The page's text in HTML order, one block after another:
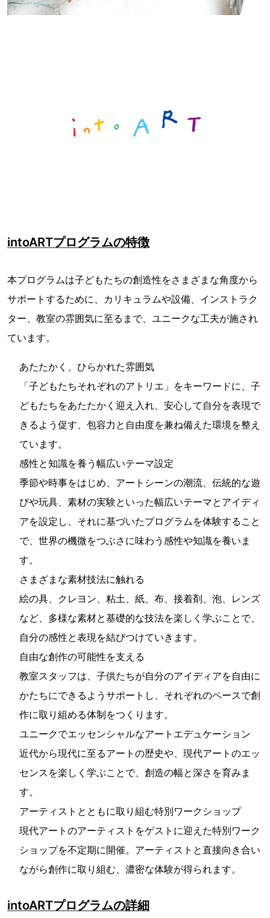
intoARTプログラムの特徴
本プログラムは子どもたちの創造性をさまざまな角度から
サポートするために、カリキュラムや設備、インストラク
ター、教室の雰囲気に至るまで、ユニークな工夫が施され
ています。
あたたかく、ひらかれた雰囲気
「子どもたちそれぞれのアトリエ」をキーワードに、子
どもたちをあたたかく迎え入れ、安心して自分を表現で
きるよう促す、包容力と自由度を兼ね備えた環境を整え
ています。
感性と知識を養う幅広いテーマ設定
季節や時事をはじめ、アートシーンの潮流、伝統的な遊
びや玩具、素材の実験といった幅広いテーマとアイディ
アを設定し、それに基づいたプログラムを体験すること
で、世界の機微をつぶさに味わう感性や知識を養いま
す。
さまざまな素材技法に触れる
絵の具、クレヨン、粘土、紙、布、接着剤、泡、レンズ
など、多様な素材と基礎的な技法を楽しく学ぶことで、
自分の感性と表現を結びつけていきます。
自由な創作の可能性を支える
教室スタッフは、子供たちが自分のアイディアを自由に
かたちにできるようサポートし、それぞれのペースで創
作に取り組める体制をつくります。
ユニークでエッセンシャルなアートエデュケーション
近代から現代に至るアートの歴史や、現代アートのエッ
センスを楽しく学ぶことで、創造の幅と深さを育みま
す。
アーティストとともに取り組む特別ワークショップ
現代アートのアーティストをゲストに迎えた特別ワーク
ショップを不定期に開催。アーティストと直接向き合い
ながら創作に取り組む、濃密な体験が得られます。
intoARTプログラムの詳細